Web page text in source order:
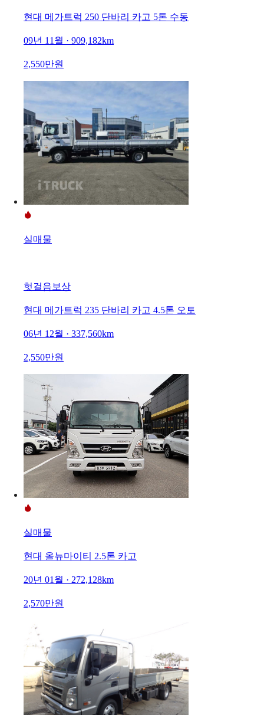
현대 메가트럭 250 단바리 카고 5톤 수동
09년 11월 · 909,182km
2,550만원
실매물
헛걸음보상
현대 메가트럭 235 단바리 카고 4.5톤 오토
06년 12월 · 337,560km
2,550만원
실매물
현대 올뉴마이티 2.5톤 카고
20년 01월 · 272,128km
2,570만원